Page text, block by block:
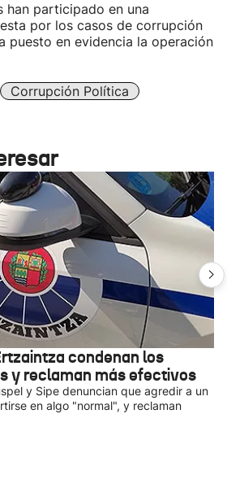
han participado en una
por los casos de corrupción
puesto en evidencia la operación
Corrupción Política
condenan los
y reclaman más efectivos
y Sipe denuncian que agredir a un
en algo "normal", y reclaman